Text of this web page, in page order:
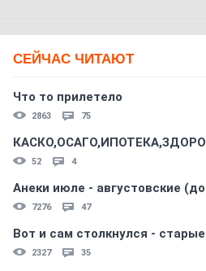
СЕЙЧАС ЧИТАЮТ
Что то прилетело
2863 75
52 4
Анеки июле - августовские
7276 47
Вот и сам столкнулся -
2327 35